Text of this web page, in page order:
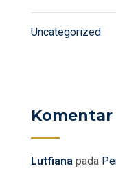
Uncategorized
Komentar
Lutfiana pada